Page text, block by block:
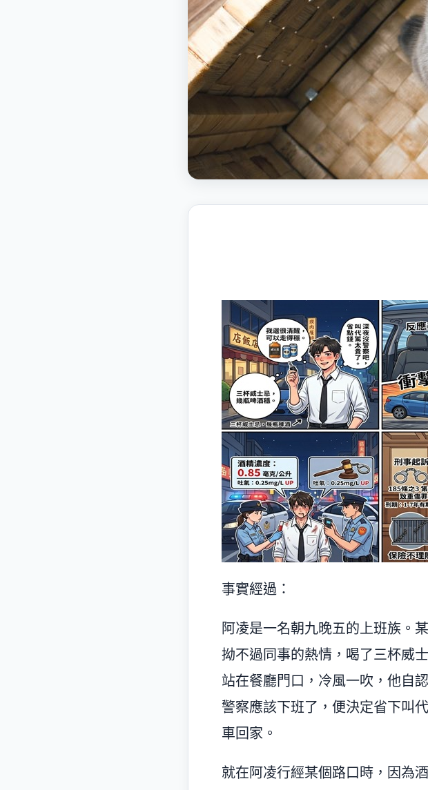
事實經過：
阿凌是一名朝九晚五的上班族。
拗不過同事的熱情，喝了三杯威
站在餐廳門口，冷風一吹，他自
警察應該下班了，便決定省下叫
車回家。
就在阿凌行經某個路口時，因為